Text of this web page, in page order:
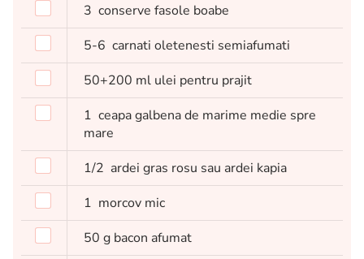
3 conserve fasole boabe
5-6 carnati oletenesti semiafumati
50+200 ml ulei pentru prajit
1 ceapa galbena de marime medie spre
mare
1/2 ardei gras rosu sau ardei kapia
1 morcov mic
50 g bacon afumat